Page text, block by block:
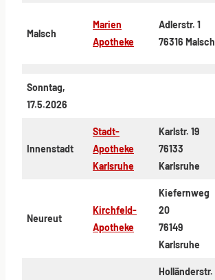
Malsch
Marien
Apotheke
Adlerstr. 1
76316 Malsch
Sonntag,
17.5.2026
Innenstadt
Stadt-
Apotheke
Karlsruhe
Karlstr. 19
76133
Karlsruhe
Neureut
Kirchfeld-
Apotheke
Kiefernweg
20
76149
Karlsruhe
Holländerstr.